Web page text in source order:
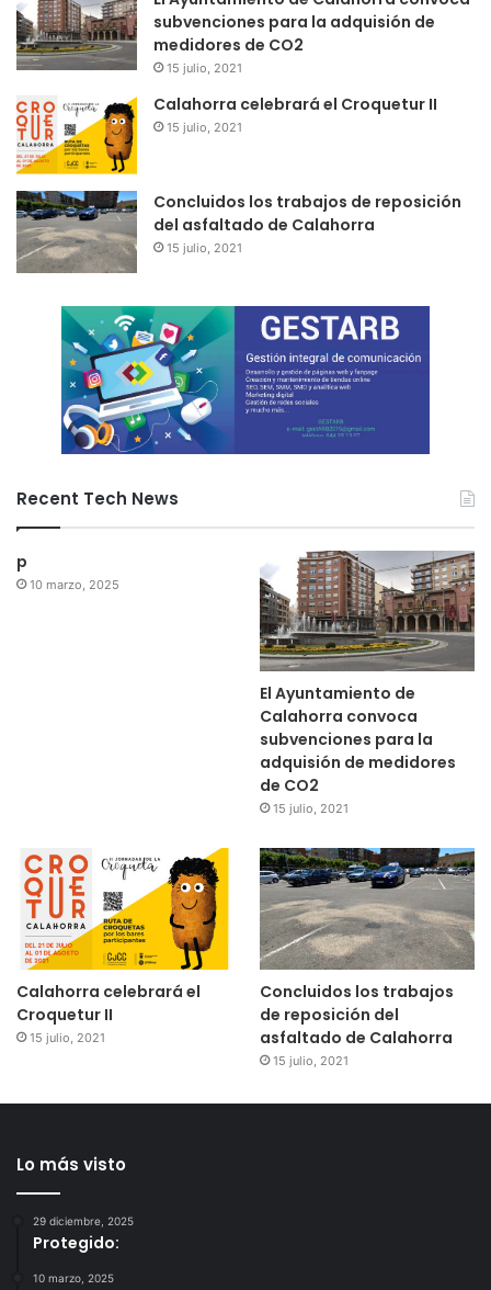
subvenciones para la adquisión de
medidores de CO2
15 julio, 2021
Calahorra celebrará el Croquetur II
15 julio, 2021
Concluidos los trabajos de reposición
del asfaltado de Calahorra
15 julio, 2021
Recent Tech News
p
10 marzo, 2025
El Ayuntamiento de
Calahorra convoca
subvenciones para la
adquisión de medidores
de CO2
15 julio, 2021
Calahorra celebrará el
Croquetur II
15 julio, 2021
Concluidos los trabajos
de reposición del
asfaltado de Calahorra
15 julio, 2021
Lo más visto
29 diciembre, 2025
Protegido:
10 marzo, 2025